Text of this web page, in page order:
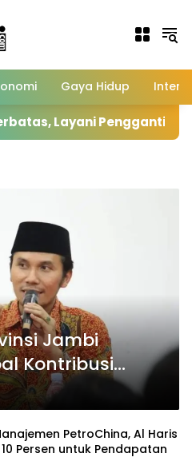
Gaya Hidup
Layani Penggantian Kartu
Jambi
Kontribusi
Buat
PetroChina, Al Haris
10 Persen untuk Pendapatan